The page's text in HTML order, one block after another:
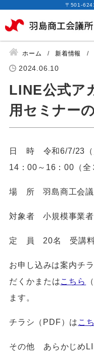
〒501-
ホーム 新着情報
2024.06.10
LINE公式ア
用セミナー
日 時 令和6/7/23（
14：00～16：00（全
場 所 羽島商工会
対象者 小規模事業
定 員 20名 受講
お申し込みは案内チ
だくかまたはこちら
ます。
チラシ（PDF）は こ
その他 あらかじめ